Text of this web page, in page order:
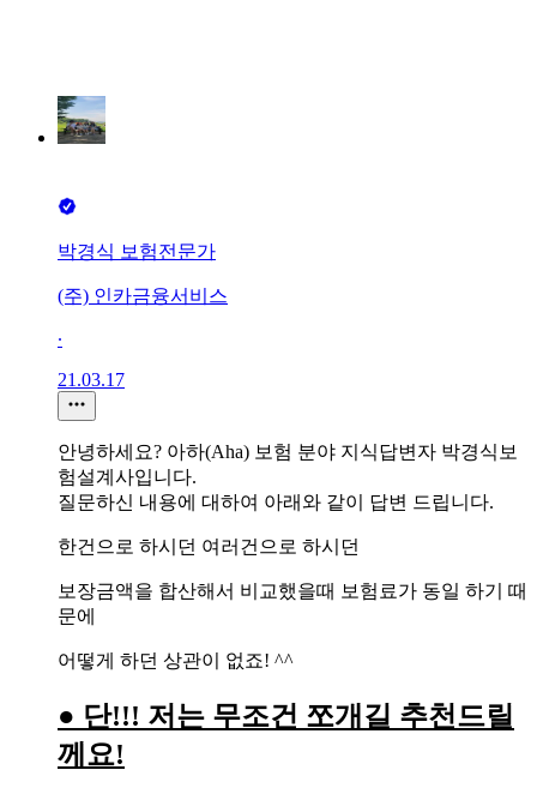
박경식 보험전문가
(주) 인카금융서비스
∙
21.03.17
안녕하세요? 아하(Aha) 보험 분야 지식답변자 박경식보
험설계사입니다.
질문하신 내용에 대하여 아래와 같이 답변 드립니다.
한건으로 하시던 여러건으로 하시던
보장금액을 합산해서 비교했을때 보험료가 동일 하기 때
문에
어떻게 하던 상관이 없죠! ^^
● 단!!! 저는 무조건 쪼개길 추천드릴
께요!